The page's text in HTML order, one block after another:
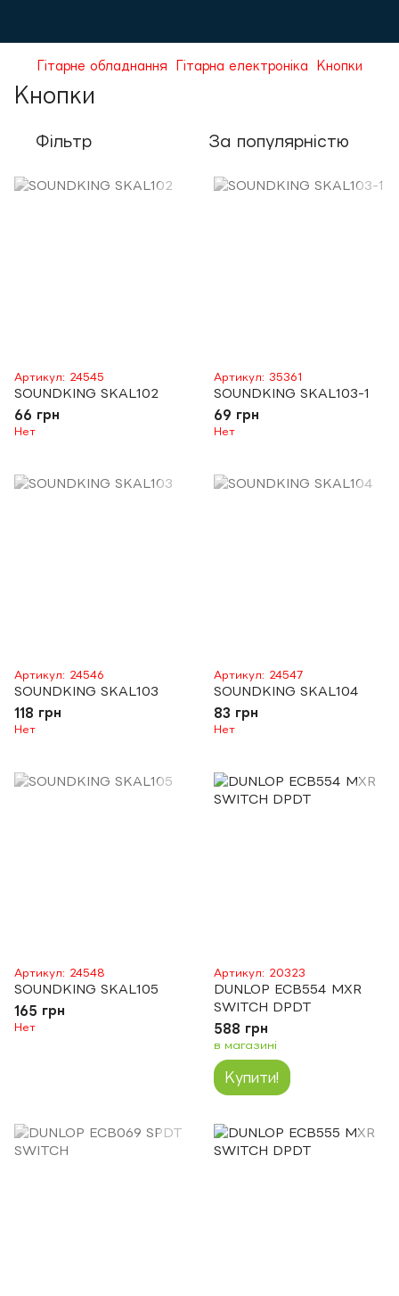
Гітарне обладнання Гітарна електроніка Кнопки
Кнопки
Фільтр За популярністю
Артикул: 24545
SOUNDKING SKAL102
66 грн
Нет
Артикул: 35361
SOUNDKING SKAL103-1
69 грн
Нет
Артикул: 24546
SOUNDKING SKAL103
118 грн
Нет
Артикул: 24547
SOUNDKING SKAL104
83 грн
Нет
Артикул: 24548
SOUNDKING SKAL105
165 грн
Нет
Артикул: 20323
DUNLOP ECB554 MXR
SWITCH DPDT
588 грн
в магазині
Купити!